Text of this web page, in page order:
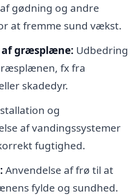
gødning og andre
at fremme sund vækst.
af græsplæne: Udbedring
fx fra
skadedyr.
og
af vandingssystemer
fugtighed.
Anvendelse af frø til at
fylde og sundhed.